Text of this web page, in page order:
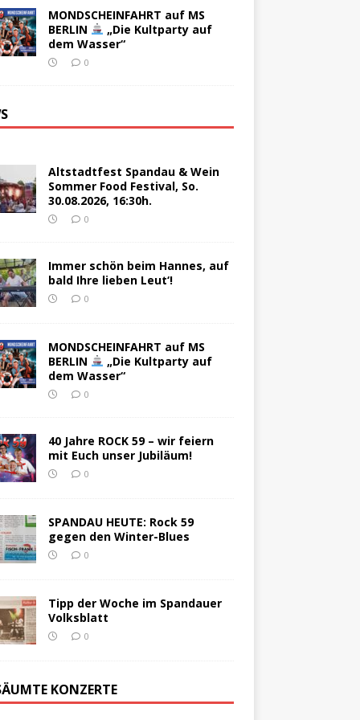
MONDSCHEINFAHRT auf MS
BERLIN
„Die Kultparty auf
dem Wasser“
0
Altstadtfest Spandau & Wein
Sommer Food Festival, So.
30.08.2026, 16:30h.
0
Immer schön beim Hannes, auf
bald Ihre lieben Leut‘!
0
MONDSCHEINFAHRT auf MS
BERLIN
„Die Kultparty auf
dem Wasser“
0
40 Jahre ROCK 59 – wir feiern
mit Euch unser Jubiläum!
0
SPANDAU HEUTE: Rock 59
gegen den Winter-Blues
0
Tipp der Woche im Spandauer
Volksblatt
0
KONZERTE